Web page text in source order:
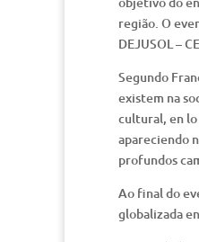
região. O
DEJUSOL –
Segundo
existem na
cultural, en lo
apareciendo
profundos
Ao final do
globalizada